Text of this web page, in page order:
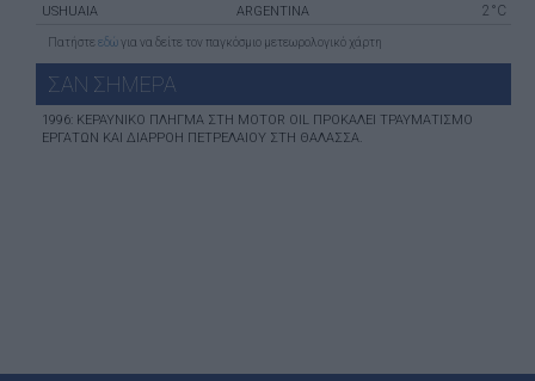
USHUAIA ARGENTINA 2°C
Πατήστε εδώγια να δείτε τον παγκόσμιο μετεωρολογικό χάρτη
ΣΑΝ ΣHΜΕΡΑ
1996: ΚΕΡΑΥΝΙΚΌ ΠΛΉΓΜΑ ΣΤΗ MOTOR OIL ΠΡΟΚΑΛΕΊ ΤΡΑΥΜΑΤΙΣΜΌ
ΕΡΓΑΤΏΝ ΚΑΙ ΔΙΑΡΡΟΉ ΠΕΤΡΕΛΑΊΟΥ ΣΤΗ ΘΆΛΑΣΣΑ.